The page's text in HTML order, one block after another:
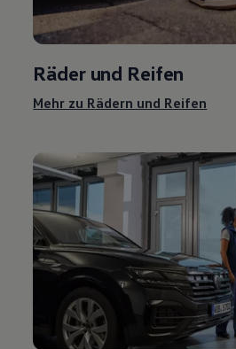
Räder und Reifen
Mehr zu Rädern und Reifen